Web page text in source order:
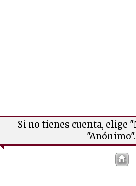
Si no tienes cuenta, elige
"Anónimo".